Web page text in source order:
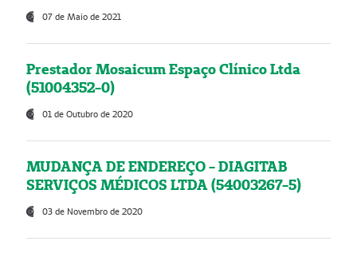
07 de Maio de 2021
Prestador Mosaicum Espaço Clínico Ltda
(51004352-0)
01 de Outubro de 2020
MUDANÇA DE ENDEREÇO - DIAGITAB
SERVIÇOS MÉDICOS LTDA (54003267-5)
03 de Novembro de 2020